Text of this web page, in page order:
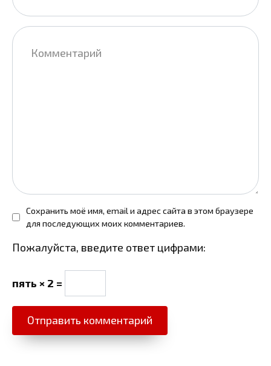
Комментарий
Сохранить моё имя, email и адрес сайта в этом браузере
для последующих моих комментариев.
Пожалуйста, введите ответ цифрами:
пять × 2 =